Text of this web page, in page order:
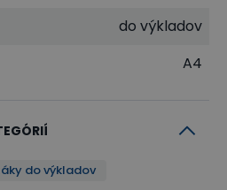
do výkladov
A4
do výkladov